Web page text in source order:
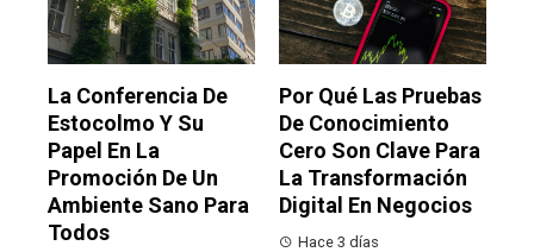
La Conferencia De
Estocolmo Y Su
Papel En La
Promoción De Un
Ambiente Sano Para
Todos
Por Qué Las Pruebas
De Conocimiento
Cero Son Clave Para
La Transformación
Digital En Negocios
Hace 3 días